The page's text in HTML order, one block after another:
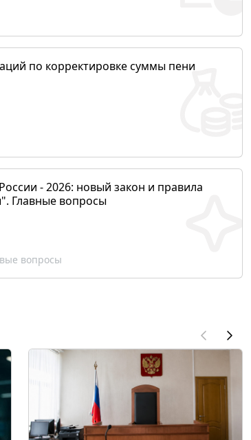
по корректировке суммы пени
- 2026: новый закон и правила
Главные вопросы
вопросы